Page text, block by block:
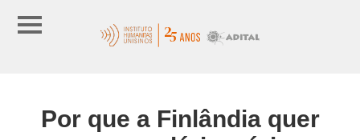
Por que a Finlândia quer